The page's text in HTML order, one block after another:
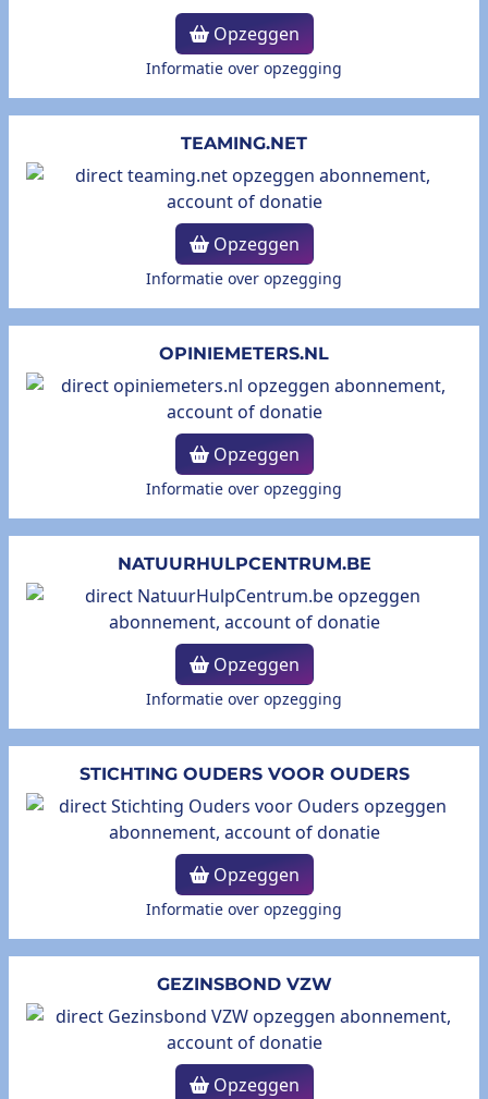
Opzeggen
Informatie over opzegging
TEAMING.NET
Opzeggen
Informatie over opzegging
OPINIEMETERS.NL
Opzeggen
Informatie over opzegging
NATUURHULPCENTRUM.BE
Opzeggen
Informatie over opzegging
STICHTING OUDERS VOOR OUDERS
Opzeggen
Informatie over opzegging
GEZINSBOND VZW
Opzeggen